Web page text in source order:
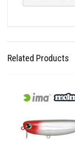
Related Products